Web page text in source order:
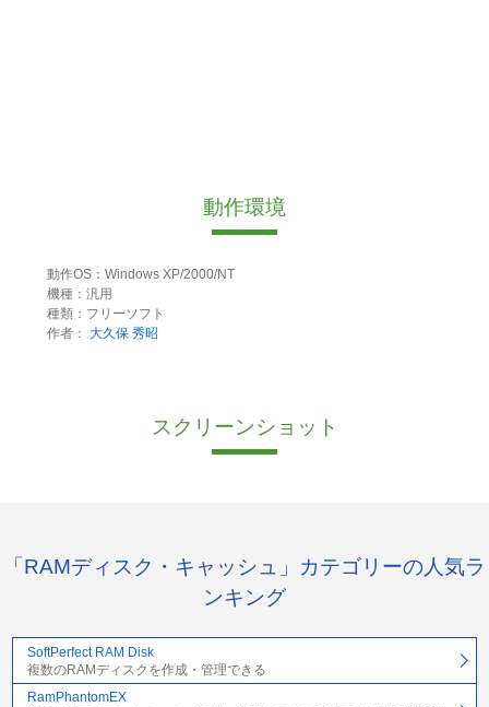
動作環境
動作OS：Windows XP/2000/NT
機種：汎用
種類：フリーソフト
作者： 大久保 秀昭
スクリーンショット
「RAMディスク・キャッシュ」カテゴリーの人気ラ
ンキング
SoftPerfect RAM Disk
複数のRAMディスクを作成・管理できる
RamPhantomEX